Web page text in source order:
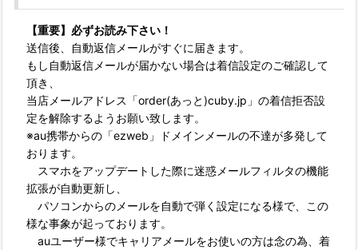
【重要】必ずお読み下さい！
送信後、自動返信メールがすぐに届きます。
もし自動返信メールが届かない場合は着信設定のご確認して
頂き、
当店メールアドレス「order(あっと)cuby.jp」の着信拒否設
定を解除するようお願い致します。
※au携帯からの「ezweb」ドメインメールの不達が多発して
おります。
スマホをアップデートした際に迷惑メールフィルタの機能
拡張が自動更新し、
パソコンからのメールを自動で弾く設定になる様で、この
様な事象が起っております。
auユーザー様でキャリアメールをお使いの方は念の為、着